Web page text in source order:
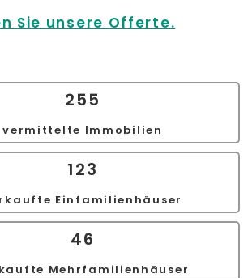
Sie unsere Offerte.
255
vermittelte Immobilien
123
Einfamilienhäuser
46
Mehrfamilienhäuser